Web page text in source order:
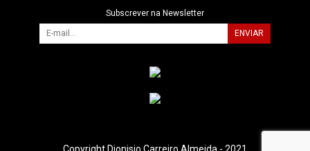
Subscrever na Newsletter
ENVIAR